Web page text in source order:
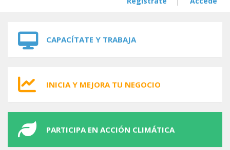
CAPACÍTATE Y TRABAJA
INICIA Y MEJORA TU NEGOCIO
PARTICIPA EN ACCIÓN CLIMÁTICA